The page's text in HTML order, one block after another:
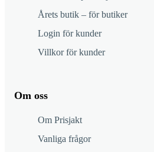
Årets butik – för butiker
Login för kunder
Villkor för kunder
Om oss
Om Prisjakt
Vanliga frågor